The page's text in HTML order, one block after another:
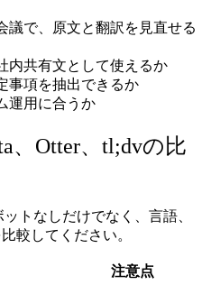
議で、原文と翻訳を見直せる
内共有文として使えるか
事項を抽出できるか
運用に合うか
、Otter、tl;dvの比
トなしだけでなく、言語、
較してください。
注意点